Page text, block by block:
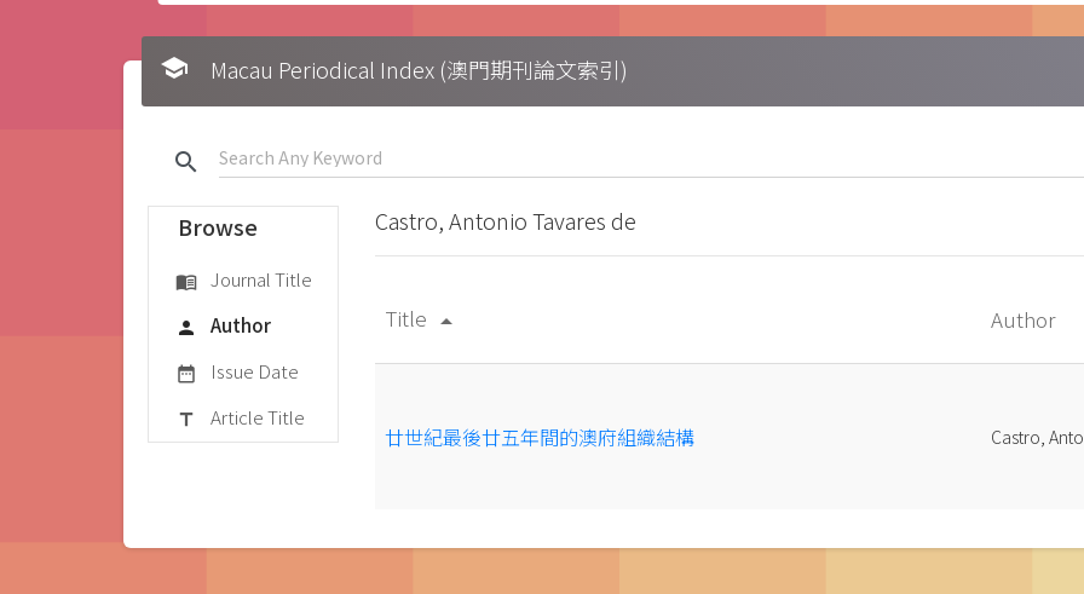
school Macau Periodical Index (澳門期刊論文索引)
search
Browse
menu_book Journal Title
person Author
date_range Issue Date
title Article Title
Castro, Antonio Tavares de
Title arrow_drop_up Author
廿世紀最後廿五年間的澳府組織結構 Castro,